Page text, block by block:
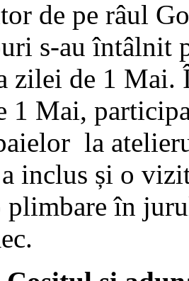
de pe râul
s-au întâlnit
zilei de 1 Mai.
1 Mai,
la
inclus și o
plimbare în